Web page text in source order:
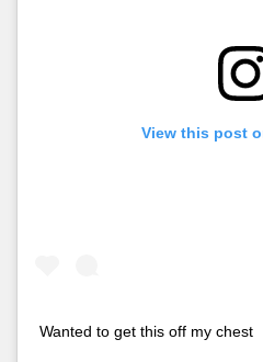
View this post
Wanted to get this off my chest